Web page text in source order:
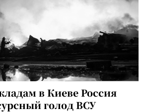
в Киеве Россия
голод ВСУ